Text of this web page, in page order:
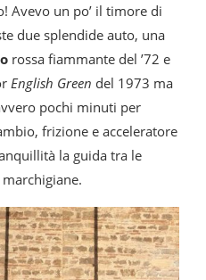
Avevo un po’ il timore di
due splendide auto, una
rossa fiammante del ’72 e
English Green del 1973 ma
pochi minuti per
frizione e acceleratore
la guida tra le